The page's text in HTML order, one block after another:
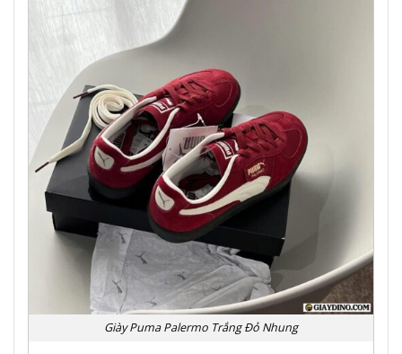
Giày Puma Palermo Trắng Đỏ Nhung